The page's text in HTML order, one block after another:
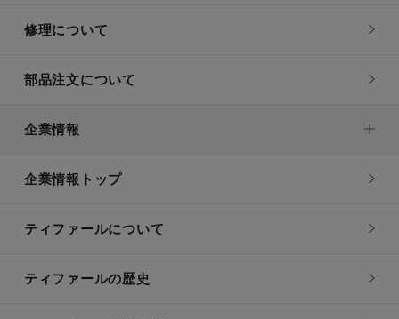
修理について
部品注文について
企業情報
企業情報トップ
ティファールについて
ティファールの歴史